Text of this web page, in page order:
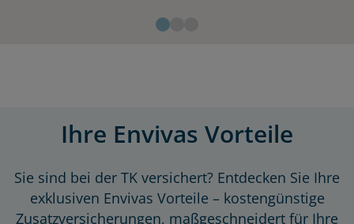
Ihre Envivas Vorteile
Sie sind bei der TK versichert? Entdecken Sie Ihre
exklusiven Envivas Vorteile – kostengünstige
Zusatzversicherungen, maßgeschneidert für Ihre